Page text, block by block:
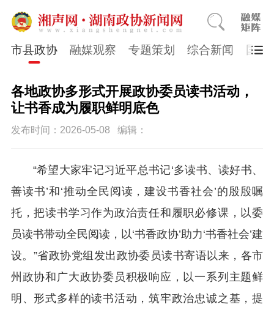
市县政协 融媒观察 专题策划 综合新闻 国医
各地政协多形式开展政协委员读书活动，
让书香成为履职鲜明底色
发布时间：2026-05-08 编辑：
“希望大家牢记习近平总书记‘多读书、读好书、
善读书’和‘推动全民阅读，建设书香社会’的殷殷嘱
托，把读书学习作为政治责任和履职必修课，以委
员读书带动全民阅读，以‘书香政协’助力‘书香社会’建
设。”省政协党组发出政协委员读书寄语以来，各市
州政协和广大政协委员积极响应，以一系列主题鲜
明、形式多样的读书活动，筑牢政治忠诚之基，提